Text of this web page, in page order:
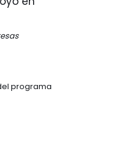
programa